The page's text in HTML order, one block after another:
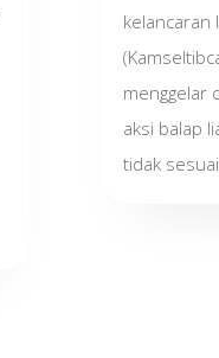
kelancaran
menggelar
aksi balap
tidak